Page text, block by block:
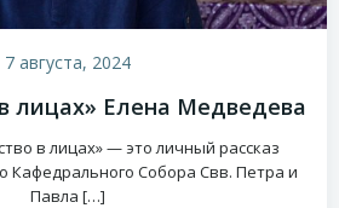
7 августа, 2024
лицах» Елена Медведева
в лицах» — это личный рассказ
Кафедрального Собора Свв. Петра и
Павла […]